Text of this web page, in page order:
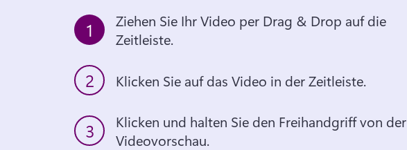
1
Ziehen Sie Ihr Video per Drag & Drop auf die
Zeitleiste.
2 Klicken Sie auf das Video in der Zeitleiste.
3
Klicken und halten Sie den Freihandgriff von der
Videovorschau.